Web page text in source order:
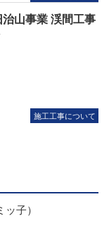
山事業 渓間工事
施工工事について
子）